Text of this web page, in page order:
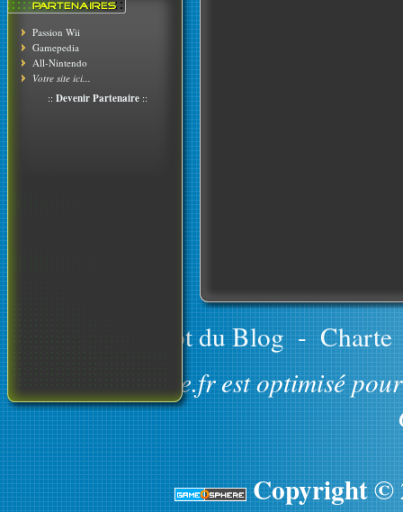
Passion Wii
Gamepedia
All-Nintendo
Votre site ici...
:: Devenir Partenaire ::
Le concept du Blog - Charte
GameOsphere.fr est optimisé
Copyright ©